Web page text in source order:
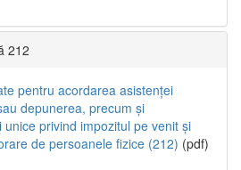
212
pentru acordarea asistenței
depunerea, precum și
privind impozitul pe venit și
de persoanele fizice (212) (pdf)